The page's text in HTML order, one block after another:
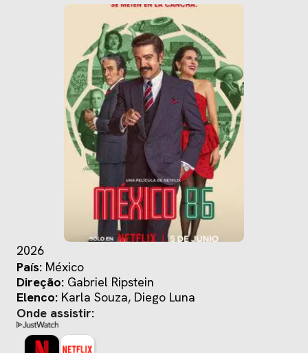
2026
País: México
Direção: Gabriel Ripstein
Elenco:
Karla Souza, Diego Luna
Onde assistir: